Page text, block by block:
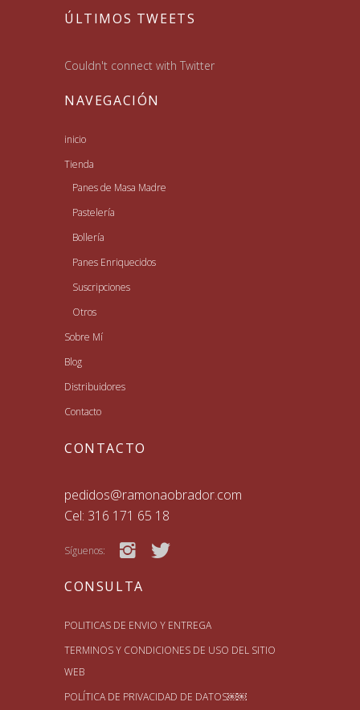
ÚLTIMOS TWEETS
Couldn't connect with Twitter
NAVEGACIÓN
inicio
Tienda
Panes de Masa Madre
Pastelería
Bollería
Panes Enriquecidos
Suscripciones
Otros
Sobre Mí
Blog
Distribuidores
Contacto
CONTACTO
pedidos@ramonaobrador.com
Cel: 316 171 65 18
Síguenos:
CONSULTA
POLITICAS DE ENVIO Y ENTREGA
TERMINOS Y CONDICIONES DE USO DEL SITIO
WEB
POLÍTICA DE PRIVACIDAD DE DATOS￼￼